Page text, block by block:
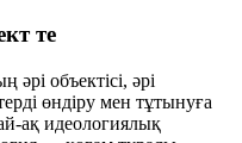
те
объектісі, әрі
өндіру мен тұтынуға
ақ идеологиялық